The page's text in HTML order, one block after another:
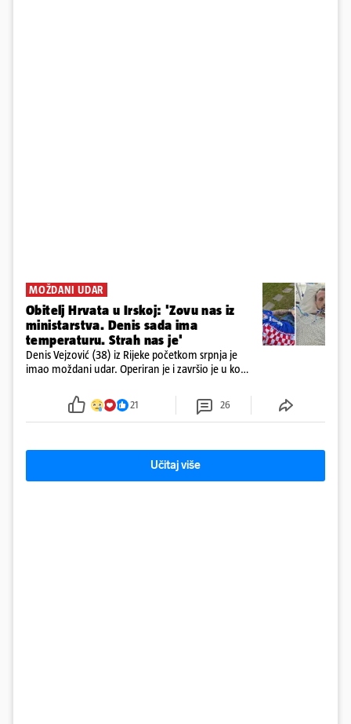
MOŽDANI UDAR
Obitelj Hrvata u Irskoj: 'Zovu nas iz
ministarstva. Denis sada ima
temperaturu. Strah nas je'
Denis Vejzović (38) iz Rijeke početkom srpnja je
imao moždani udar. Operiran je i završio je u komi.
tamošnji liječnici ne vjeruju u oporavak: 'Imamo
21 26
Učitaj više